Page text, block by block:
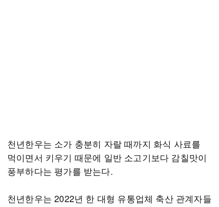
천년한우는 소가 충분히 자랄 때까지 화식 사료를
먹이면서 키우기 때문에 일반 소고기보다 감칠맛이
풍부하다는 평가를 받는다.
천년한우는 2022년 한 대형 유통업체 축산 관계자들